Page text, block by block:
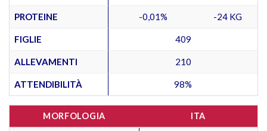
PROTEINE -0,01% -24 KG
FIGLIE 409
ALLEVAMENTI 210
ATTENDIBILITÀ 98%
MORFOLOGIA ITA